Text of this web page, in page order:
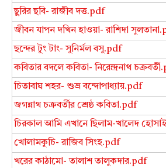
ছুরির ছবি- রাজীব দত্ত.pdf
জীবন যাপন দখিন হাওয়া- রাশিদা
ছন্দের টুং টাং- সুনির্মল বসু.pdf
কবিতার বদলে কবিতা- নিরেন্দ্রনাথ
চিতাবাঘ শহর- শুভ্র বন্দোপাধ্যায়.pdf
জগন্নাথ চক্রবর্তীর শ্রেষ্ঠ কবিতা.pdf
চিরকাল আমি এখানে ছিলাম-খালেদ
খোলামকুচি- রাজিব সিংহ.pdf
খরের কাঠামো- তালাশ তালুকদার.pdf